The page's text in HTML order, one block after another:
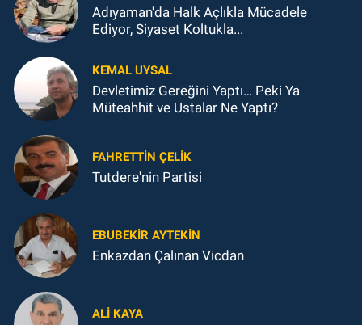
Adıyaman'da Halk Açlıkla Mücadele
Ediyor, Siyaset Koltukla...
KEMAL UYSAL
Devletimiz Gereğini Yaptı… Peki Ya
Müteahhit ve Ustalar Ne Yaptı?
FAHRETTIN ÇELİK
Tutdere'nin Partisi
EBUBEKIR AYTEKIN
Enkazdan Çalınan Vicdan
ALI KAYA